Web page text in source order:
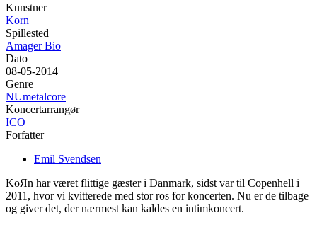
Kunstner
Korn
Spillested
Amager Bio
Dato
08-05-2014
Genre
NUmetalcore
Koncertarrangør
ICO
Forfatter
Emil Svendsen
KoЯn har været flittige gæster i Danmark, sidst var til Copenhell i
2011, hvor vi kvitterede med stor ros for koncerten. Nu er de tilbage
og giver det, der nærmest kan kaldes en intimkoncert.